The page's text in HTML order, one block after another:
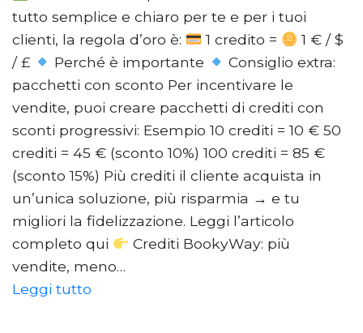
tutto semplice e chiaro per te e per i tuoi
clienti, la regola d’oro è:
1 credito =
1 € / $
/ £
Perché è importante
Consiglio extra:
pacchetti con sconto Per incentivare le
vendite, puoi creare pacchetti di crediti con
sconti progressivi: Esempio 10 crediti = 10 € 50
crediti = 45 € (sconto 10%) 100 crediti = 85 €
(sconto 15%) Più crediti il cliente acquista in
un’unica soluzione, più risparmia → e tu
migliori la fidelizzazione. Leggi l’articolo
completo qui
Crediti BookyWay: più
vendite, meno…
Leggi tutto